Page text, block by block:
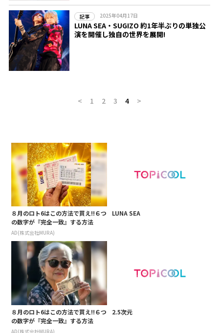
記事 2025年04月17日
LUNA SEA・SUGIZO 約1年半ぶりの単独公
演を開催し独自の世界を展開!
< 1 2 3 4 >
８月のロト6はこの方法で買え!!６つ
の数字が『完全一致』する方法
AD(株式会社MURA)
LUNA SEA
８月のロト6はこの方法で買え!!６つ
の数字が『完全一致』する方法
AD(株式会社MURA)
2.5次元